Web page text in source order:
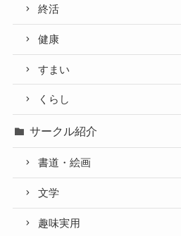
終活
健康
すまい
くらし
サークル紹介
書道・絵画
文学
趣味実用